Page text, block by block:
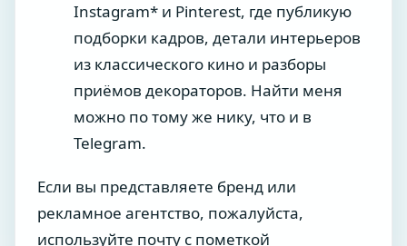
Instagram* и Pinterest, где публикую
подборки кадров, детали интерьеров
из классического кино и разборы
приёмов декораторов. Найти меня
можно по тому же нику, что и в
Telegram.
Если вы представляете бренд или
рекламное агентство, пожалуйста,
используйте почту с пометкой